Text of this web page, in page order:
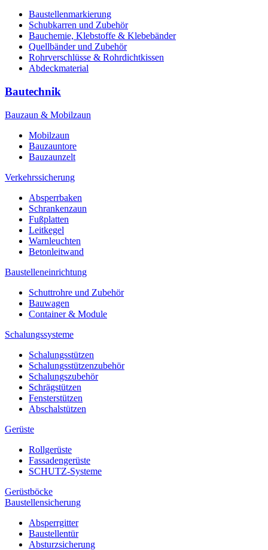
Baustellenmarkierung
Schubkarren und Zubehör
Bauchemie, Klebstoffe & Klebebänder
Quellbänder und Zubehör
Rohrverschlüsse & Rohrdichtkissen
Abdeckmaterial
Bautechnik
Bauzaun & Mobilzaun
Mobilzaun
Bauzauntore
Bauzaunzelt
Verkehrssicherung
Absperrbaken
Schrankenzaun
Fußplatten
Leitkegel
Warnleuchten
Betonleitwand
Baustelleneinrichtung
Schuttrohre und Zubehör
Bauwagen
Container & Module
Schalungssysteme
Schalungsstützen
Schalungsstützenzubehör
Schalungszubehör
Schrägstützen
Fensterstützen
Abschalstützen
Gerüste
Rollgerüste
Fassadengerüste
SCHUTZ-Systeme
Gerüstböcke
Baustellensicherung
Absperrgitter
Baustellentür
Absturzsicherung